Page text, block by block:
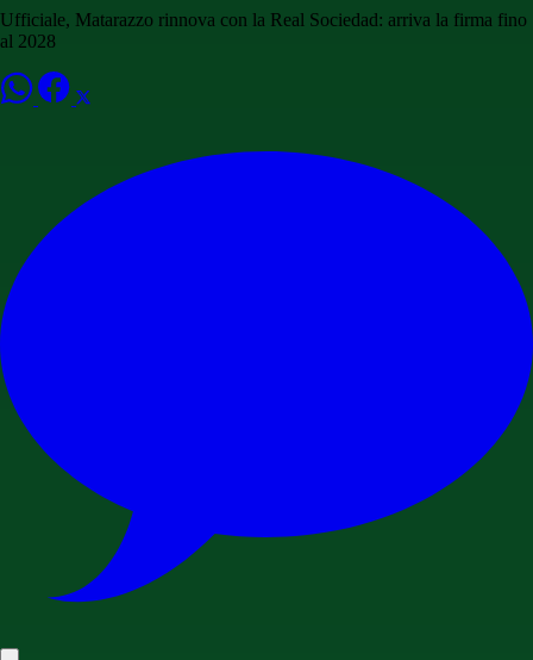
Ufficiale, Matarazzo rinnova con la Real Sociedad: arriva la firma fino
al 2028